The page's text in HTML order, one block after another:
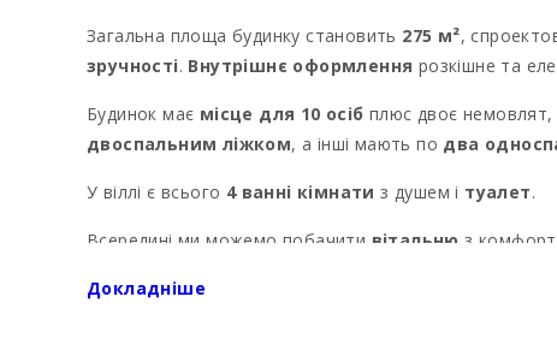
Загальна площа будинку становить 275 м²,
зручності. Внутрішнє оформлення розкішне та
Будинок має місце для 10 осіб плюс двоє немовлят,
двоспальним ліжком, а інші мають по два
У віллі є всього 4 ванні кімнати з душем і туалет.
Всередині ми можемо побачити вітальню з
Докладніше